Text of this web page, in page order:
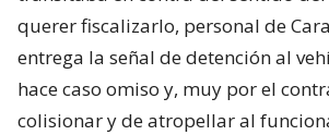
querer fiscalizarlo, personal de
entrega la señal de detención al
hace caso omiso y, muy por el
colisionar y de atropellar al